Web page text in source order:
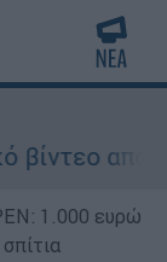
από την
1.000 ευρώ